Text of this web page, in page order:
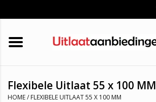
HOME
KATALYSATOREN
UNIVERSELE UITLAATDELEN
Flexibele Uitlaat 55 x 100 MM
HOME/ FLEXIBELE UITLAAT 55 X 100 MM